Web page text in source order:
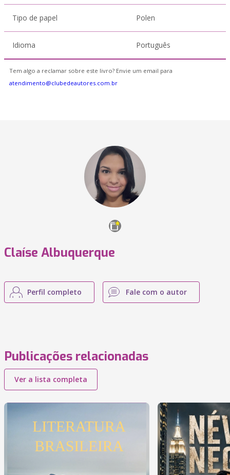
Tipo de papel Polen
Idioma Português
Tem algo a reclamar sobre este livro? Envie um email para
atendimento@clubedeautores.com.br
Claíse Albuquerque
Perfil completo Fale com o autor
Publicações relacionadas
Ver a lista completa